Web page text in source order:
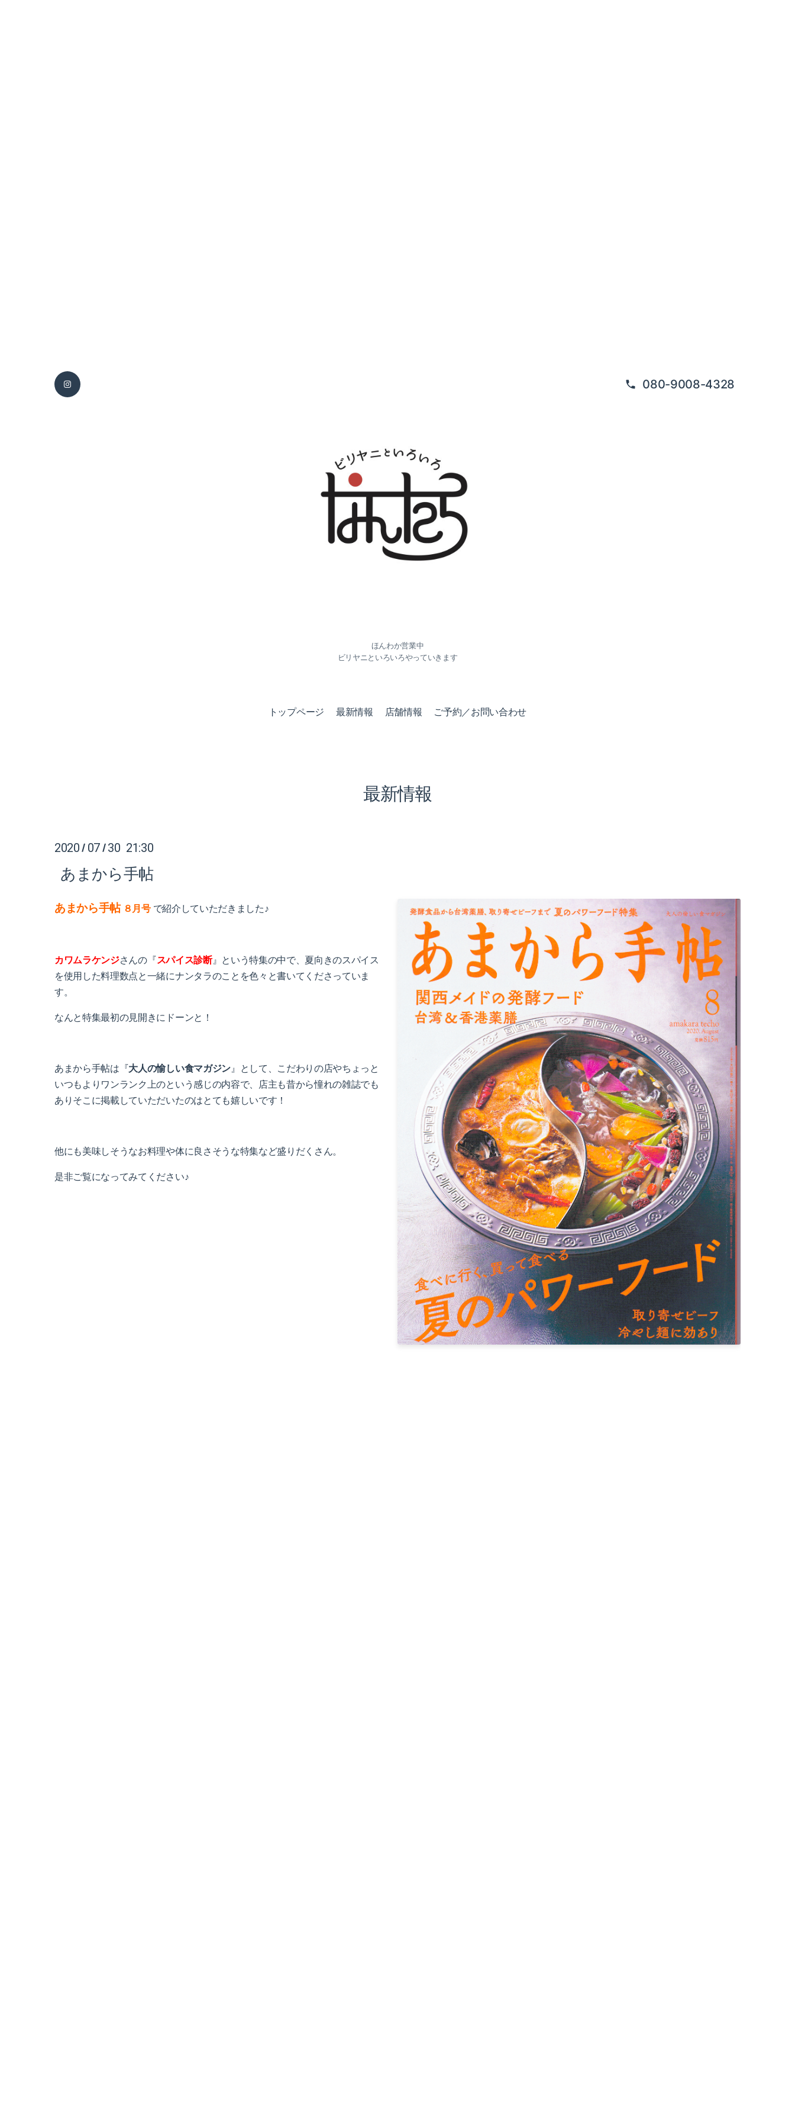
080-9008-4328
ほんわか営業中
ビリヤニといろいろやっていきます
トップページ 最新情報 店舗情報 ご予約／お問い合わせ
最新情報
2020 / 07 / 30 21:30
あまから手帖
あまから手帖 ８月号 で紹介していただきました♪
カワムラケンジさんの『スパイス診断』という特集の中で、 夏向きのスパイス
を使用した料理数点と一緒にナンタラのことを色々と書いてくださっていま
す。
なんと特集最初の見開きにドーンと！
あまから手帖は『大人の愉しい食マガジン』として、こだわりの店やちょっと
いつもよりワンランク上のという感じの内容で、
店主も昔から憧れの雑誌でも
ありそこに掲載していただいたのはとても嬉しいです！
他にも美味しそうなお料理や体に良さそうな特集など盛りだくさん。
是非ご覧になってみてください♪